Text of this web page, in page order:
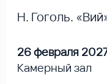
Н. Гоголь.
26 февраля
Камерный зал